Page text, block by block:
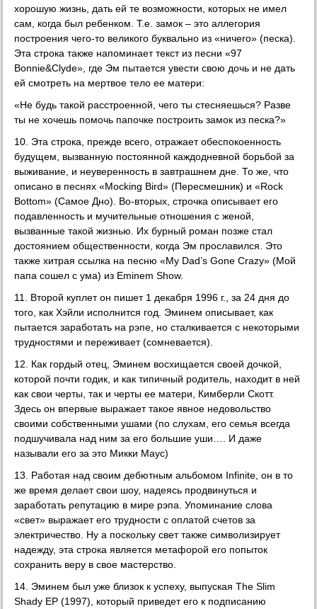
хорошую жизнь, дать ей те возможности, которых не имел
сам, когда был ребенком. Т.е. замок – это аллегория
построения чего-то великого буквально из «ничего» (песка).
Эта строка также напоминает текст из песни «97
Bonnie&Clyde», где Эм пытается увести свою дочь и не дать
ей смотреть на мертвое тело ее матери:
«Не будь такой расстроенной, чего ты стесняешься? Разве
ты не хочешь помочь папочке построить замок из песка?»
10. Эта строка, прежде всего, отражает обеспокоенность
будущем, вызванную постоянной каждодневной борьбой за
выживание, и неуверенность в завтрашнем дне. То же, что
описано в песнях «Mocking Bird» (Пересмешник) и «Rock
Bottom» (Самое Дно). Во-вторых, строчка описывает его
подавленность и мучительные отношения с женой,
вызванные такой жизнью. Их бурный роман позже стал
достоянием общественности, когда Эм прославился. Это
также хитрая ссылка на песню «My Dad’s Gone Crazy» (Мой
папа сошел с ума) из Eminem Show.
11. Второй куплет он пишет 1 декабря 1996 г., за 24 дня до
того, как Хэйли исполнится год. Эминем описывает, как
пытается заработать на рэпе, но сталкивается с некоторыми
трудностями и переживает (сомневается).
12. Как гордый отец, Эминем восхищается своей дочкой,
которой почти годик, и как типичный родитель, находит в ней
как свои черты, так и черты ее матери, Кимберли Скотт.
Здесь он впервые выражает такое явное недовольство
своими собственными ушами (по слухам, его семья всегда
подшучивала над ним за его большие уши…. И даже
называли его за это Микки Маус)
13. Работая над своим дебютным альбомом Infinite, он в то
же время делает свои шоу, надеясь продвинуться и
заработать репутацию в мире рэпа. Упоминание слова
«свет» выражает его трудности с оплатой счетов за
электричество. Ну а поскольку свет также символизирует
надежду, эта строка является метафорой его попыток
сохранить веру в свое мастерство.
14. Эминем был уже близок к успеху, выпуская The Slim
Shady EP (1997), который приведет его к подписанию